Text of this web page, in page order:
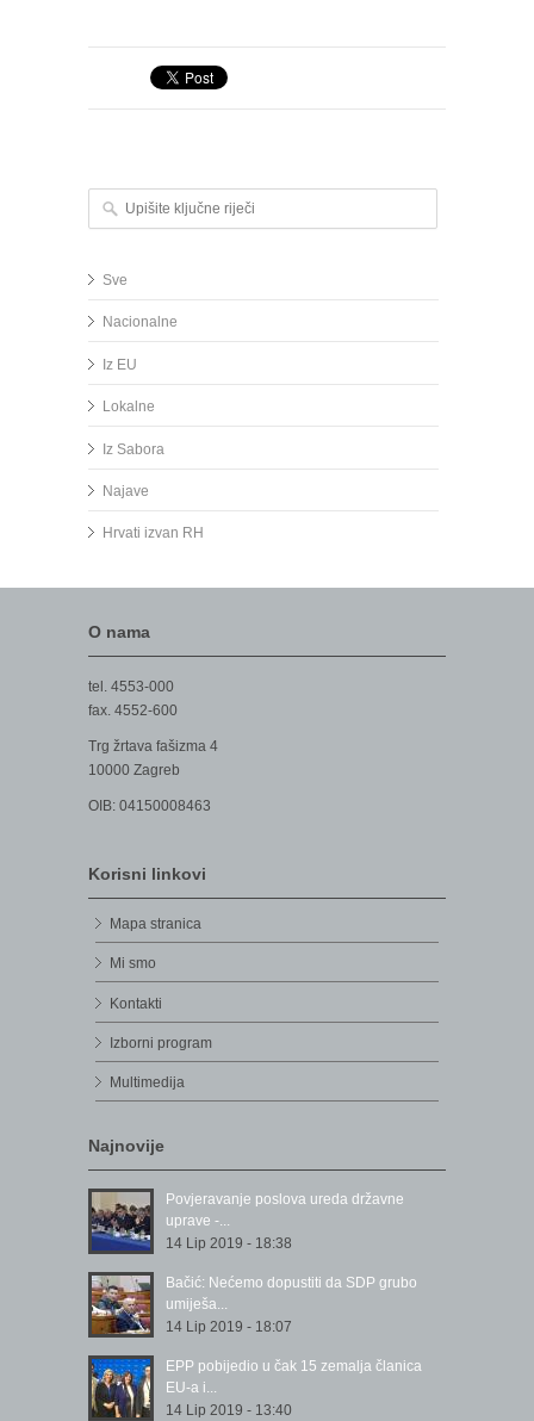
Upišite ključne riječi
Sve
Nacionalne
Iz EU
Lokalne
Iz Sabora
Najave
Hrvati izvan RH
O nama
tel. 4553-000
fax. 4552-600
Trg žrtava fašizma 4
10000 Zagreb
OIB: 04150008463
Korisni linkovi
Mapa stranica
Mi smo
Kontakti
Izborni program
Multimedija
Najnovije
Povjeravanje poslova ureda državne
uprave -...
14 Lip 2019 - 18:38
Bačić: Nećemo dopustiti da SDP grubo
umiješa...
14 Lip 2019 - 18:07
EPP pobijedio u čak 15 zemalja članica
EU-a i...
14 Lip 2019 - 13:40